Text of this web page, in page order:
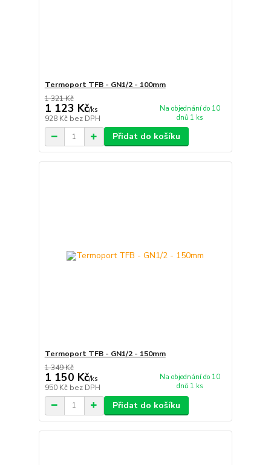
Termoport TFB - GN1/2 - 100mm
1 321 Kč
1 123 Kč/ks
928 Kč bez DPH
Na objednání do 10
dnů 1 ks
Přidat do košíku
Termoport TFB - GN1/2 - 150mm
1 349 Kč
1 150 Kč/ks
950 Kč bez DPH
Na objednání do 10
dnů 1 ks
Přidat do košíku